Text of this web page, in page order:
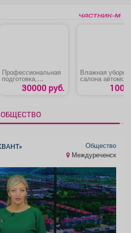
Профессиональная
подготовка,
переподготовка,
повышение
автогрейдера»
30000 руб.
Влажная уборка
салона
100
Общество
Междуреченск